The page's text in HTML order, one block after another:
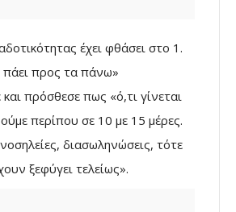
έχει φθάσει στο 1.
πάει προς τα πάνω»
πρόσθεσε πως «ό,τι γίνεται
περίπου σε 10 με 15 μέρες.
διασωληνώσεις, τότε
ξεφύγει τελείως».